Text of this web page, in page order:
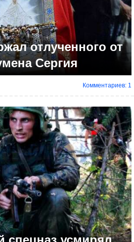
отлученного от
Сергия
Комментариев: 1